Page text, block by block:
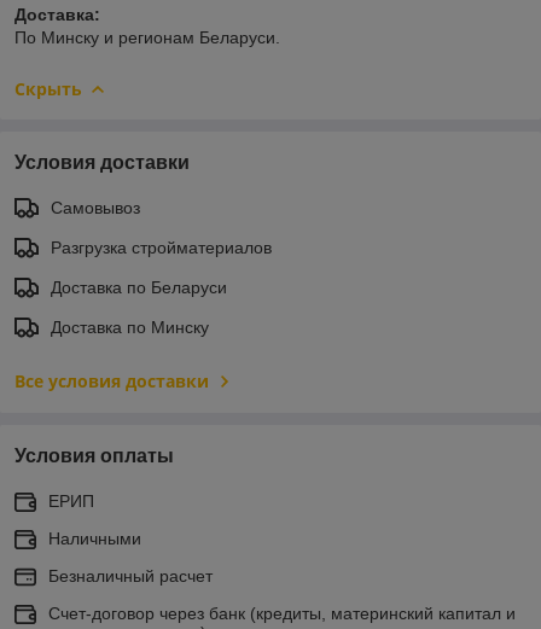
Доставка:
По Минску и регионам Беларуси.
Скрыть
Условия доставки
Самовывоз
Разгрузка стройматериалов
Доставка по Беларуси
Доставка по Минску
Все условия доставки
Условия оплаты
ЕРИП
Наличными
Безналичный расчет
Счет-договор через банк (кредиты, материнский капитал и